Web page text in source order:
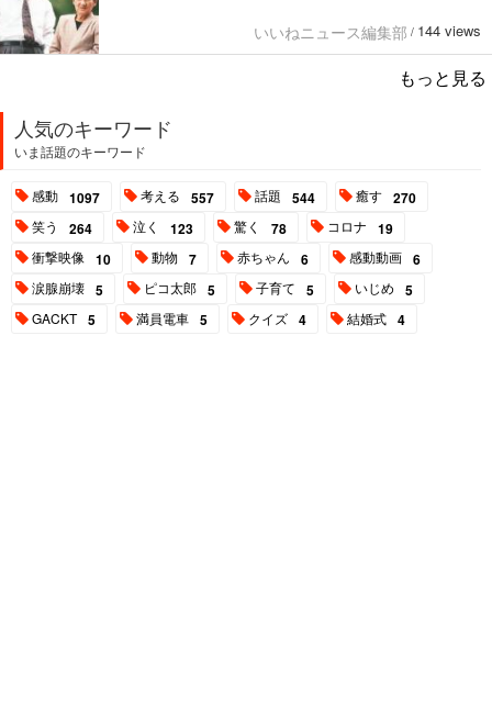
いいねニュース編集部 / 144 views
もっと見る
人気のキーワード
いま話題のキーワード
感動 1097 考える 557 話題 544 癒す 270
笑う 264 泣く 123 驚く 78 コロナ 19
衝撃映像 10 動物 7 赤ちゃん 6 感動動画 6
涙腺崩壊 5 ピコ太郎 5 子育て 5 いじめ 5
GACKT 5 満員電車 5 クイズ 4 結婚式 4